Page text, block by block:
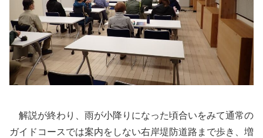
解説が終わり、雨が小降りになった頃合いをみて通常の
ガイドコースでは案内をしない右岸堤防道路まで歩き、増